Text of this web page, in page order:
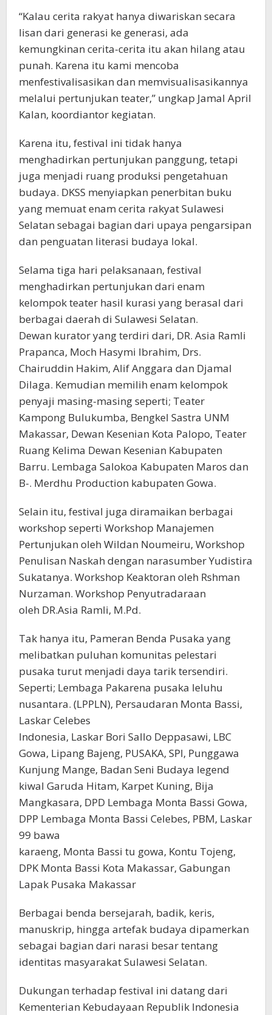
“Kalau cerita rakyat hanya diwariskan secara
lisan dari generasi ke generasi, ada
kemungkinan cerita-cerita itu akan hilang atau
punah. Karena itu kami mencoba
menfestivalisasikan dan memvisualisasikannya
melalui pertunjukan teater,” ungkap Jamal April
Kalan, koordiantor kegiatan.
Karena itu, festival ini tidak hanya
menghadirkan pertunjukan panggung, tetapi
juga menjadi ruang produksi pengetahuan
budaya. DKSS menyiapkan penerbitan buku
yang memuat enam cerita rakyat Sulawesi
Selatan sebagai bagian dari upaya pengarsipan
dan penguatan literasi budaya lokal.
Selama tiga hari pelaksanaan, festival
menghadirkan pertunjukan dari enam
kelompok teater hasil kurasi yang berasal dari
berbagai daerah di Sulawesi Selatan.
Dewan kurator yang terdiri dari, DR. Asia Ramli
Prapanca, Moch Hasymi Ibrahim, Drs.
Chairuddin Hakim, Alif Anggara dan Djamal
Dilaga. Kemudian memilih enam kelompok
penyaji masing-masing seperti; Teater
Kampong Bulukumba, Bengkel Sastra UNM
Makassar, Dewan Kesenian Kota Palopo, Teater
Ruang Kelima Dewan Kesenian Kabupaten
Barru. Lembaga Salokoa Kabupaten Maros dan
B-. Merdhu Production kabupaten Gowa.
Selain itu, festival juga diramaikan berbagai
workshop seperti Workshop Manajemen
Pertunjukan oleh Wildan Noumeiru, Workshop
Penulisan Naskah dengan narasumber Yudistira
Sukatanya. Workshop Keaktoran oleh Rshman
Nurzaman. Workshop Penyutradaraan
oleh DR.Asia Ramli, M.Pd.
Tak hanya itu, Pameran Benda Pusaka yang
melibatkan puluhan komunitas pelestari
pusaka turut menjadi daya tarik tersendiri.
Seperti; Lembaga Pakarena pusaka leluhu
nusantara. (LPPLN), Persaudaran Monta Bassi,
Laskar Celebes
Indonesia, Laskar Bori Sallo Deppasawi, LBC
Gowa, Lipang Bajeng, PUSAKA, SPI, Punggawa
Kunjung Mange, Badan Seni Budaya legend
kiwal Garuda Hitam, Karpet Kuning, Bija
Mangkasara, DPD Lembaga Monta Bassi Gowa,
DPP Lembaga Monta Bassi Celebes, PBM, Laskar
99 bawa
karaeng, Monta Bassi tu gowa, Kontu Tojeng,
DPK Monta Bassi Kota Makassar, Gabungan
Lapak Pusaka Makassar
Berbagai benda bersejarah, badik, keris,
manuskrip, hingga artefak budaya dipamerkan
sebagai bagian dari narasi besar tentang
identitas masyarakat Sulawesi Selatan.
Dukungan terhadap festival ini datang dari
Kementerian Kebudayaan Republik Indonesia